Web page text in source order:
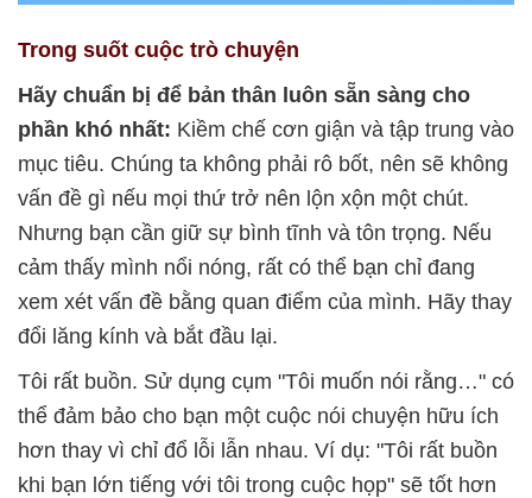
Trong suốt cuộc trò chuyện
Hãy chuẩn bị để bản thân luôn sẵn sàng cho
phần khó nhất: Kiềm chế cơn giận và tập trung vào
mục tiêu. Chúng ta không phải rô bốt, nên sẽ không
vấn đề gì nếu mọi thứ trở nên lộn xộn một chút.
Nhưng bạn cần giữ sự bình tĩnh và tôn trọng. Nếu
cảm thấy mình nổi nóng, rất có thể bạn chỉ đang
xem xét vấn đề bằng quan điểm của mình. Hãy thay
đổi lăng kính và bắt đầu lại.
Tôi rất buồn. Sử dụng cụm "Tôi muốn nói rằng…" có
thể đảm bảo cho bạn một cuộc nói chuyện hữu ích
hơn thay vì chỉ đổ lỗi lẫn nhau. Ví dụ: "Tôi rất buồn
khi bạn lớn tiếng với tôi trong cuộc họp" sẽ tốt hơn